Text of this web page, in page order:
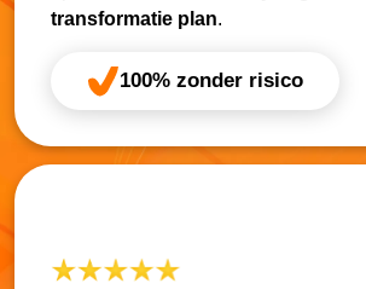
transformatie plan.
100% zonder risico